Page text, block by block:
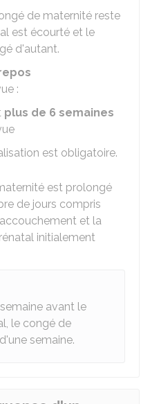
de maternité reste
est écourté et le
d'autant.
:
plus de 6 semaines
est obligatoire.
est prolongé
de jours compris
et la
initialement
avant le
le congé de
semaine.